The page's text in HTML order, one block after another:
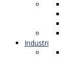
Industri